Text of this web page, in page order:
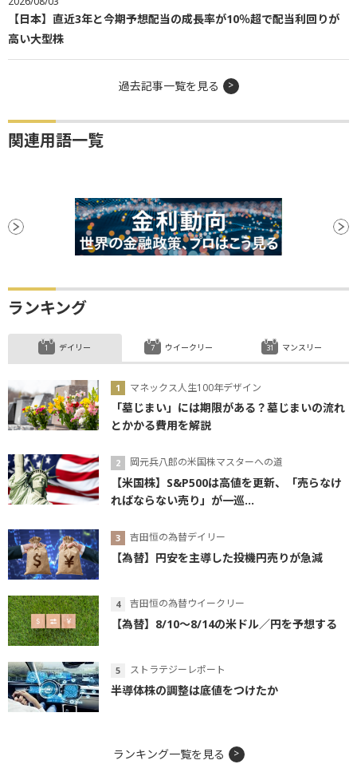
【日本】直近3年と今期予想配当の成長率が10％超で配当利回りが
高い大型株
過去記事一覧を見る
関連用語一覧
ランキング
デイリー
マネックス人生100年デザイン
「墓じまい」には期限がある？墓じまいの流れ
とかかる費用を解説
岡元兵八郎の米国株マスターへの道
【米国株】S&P500は高値を更新、「売らなけ
ればならない売り」が一巡...
吉田恒の為替デイリー
【為替】円安を主導した投機円売りが急減
吉田恒の為替ウイークリー
【為替】8/10～8/14の米ドル／円を予想する
ストラテジーレポート
半導体株の調整は底値をつけたか
ウイークリー マンスリー
ランキング一覧を見る